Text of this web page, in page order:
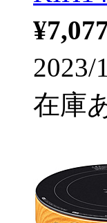
2023/
在庫